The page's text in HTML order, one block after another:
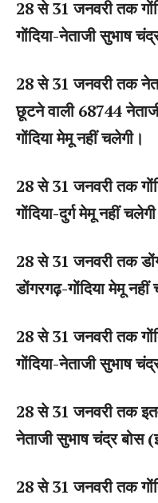
28 से 31 जनवरी तक
गोंदिया-नेताजी सुभाष
28 से 31 जनवरी तक
छूटने वाली 68744
गोंदिया मेमू नहीं चलेगी।
28 से 31 जनवरी तक
गोंदिया-दुर्ग मेमू नहीं
28 से 31 जनवरी तक
डोंगरगढ़-गोंदिया मेमू नहीं
28 से 31 जनवरी तक
गोंदिया-नेताजी सुभाष
28 से 31 जनवरी तक
नेताजी सुभाष चंद्र बोस
28 से 31 जनवरी तक